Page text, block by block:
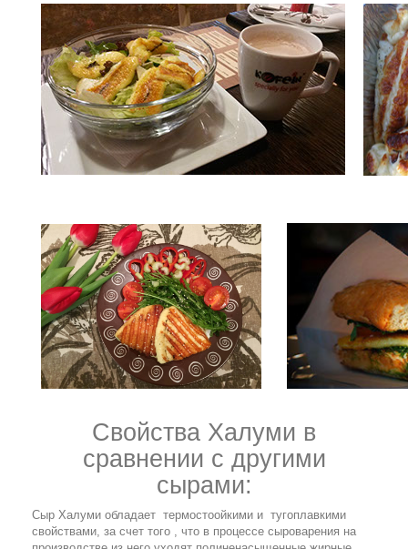
Свойства Халуми в
сравнении с другими
сырами:
Сыр Халуми обладает термостоойкими и тугоплавкими
свойствами, за счет того , что в процессе сыроварения на